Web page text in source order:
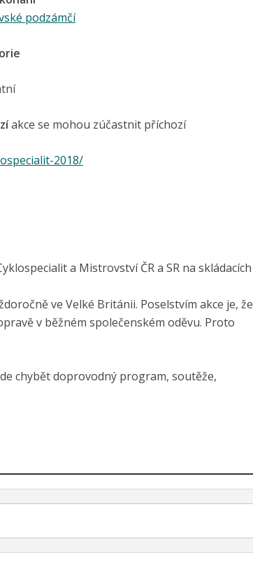
podzámčí
akce se mohou zúčastnit příchozí
2018/
a Mistrovství ČR a SR na skládacích
ve Velké Británii. Poselstvím akce je, že
v běžném společenském oděvu. Proto
chybět doprovodný program, soutěže,